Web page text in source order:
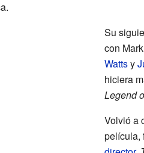
Su
con
Wattsy
hiciera
Legend
Volvió a
película,